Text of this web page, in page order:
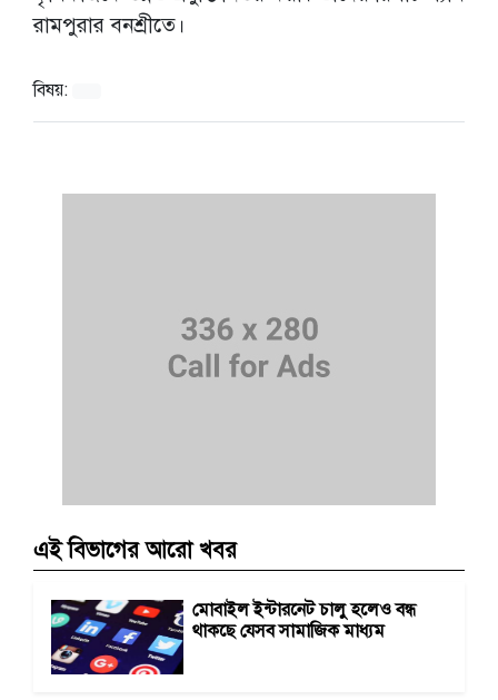
রামপুরার বনশ্রীতে।
বিষয়:
এই বিভাগের আরো খবর
মোবাইল ইন্টারনেট চালু হলেও বন্ধ
থাকছে যেসব সামাজিক মাধ্যম